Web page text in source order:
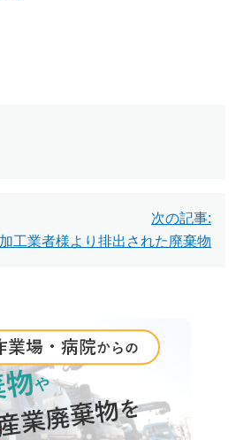
次の記事:
工業者様より排出された廃棄物